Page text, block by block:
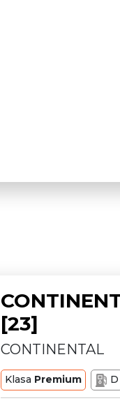
[23]
CONTINENTAL
Klasa Premium D